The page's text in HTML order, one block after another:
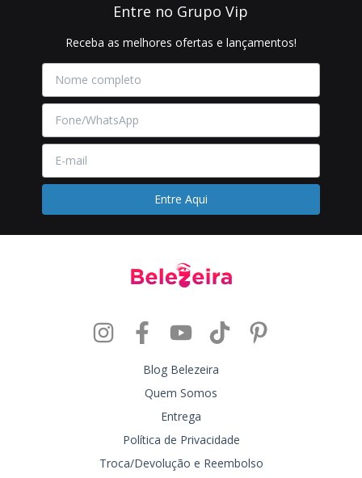
Entre no Grupo Vip
Receba as melhores ofertas e lançamentos!
Blog Belezeira
Quem Somos
Entrega
Política de Privacidade
Troca/Devolução e Reembolso